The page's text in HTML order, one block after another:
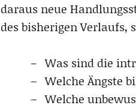
daraus neue
des bisherigen Verlaufs,
Was sind die
Welche Ängste
Welche